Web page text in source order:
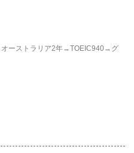
ーストラリア2年→TOEIC940→グ